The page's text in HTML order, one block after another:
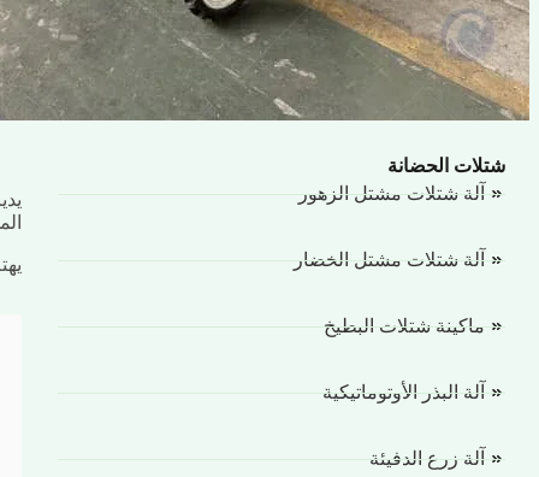
شتلات الحضانة
آلة شتلات مشتل الزهور
آلة شتلات مشتل الخضار
ماكينة شتلات البطيخ
آلة البذر الأوتوماتيكية
آلة زرع الدفيئة